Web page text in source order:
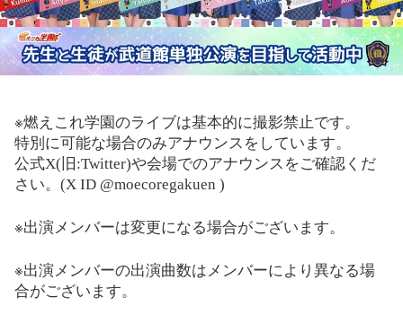
※燃えこれ学園のライブは基本的に撮影禁止です。
特別に可能な場合のみアナウンスをしています。
公式X( 旧 :Twitter)や会場でのアナウンスをご確認くだ
さい。 (X ID @moecoregakuen )
※出演メンバーは変更になる場合がございます。
※出演メンバーの出演曲数はメンバーにより異なる場
合がございます。